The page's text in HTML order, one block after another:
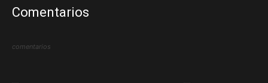
Comentarios
comentarios